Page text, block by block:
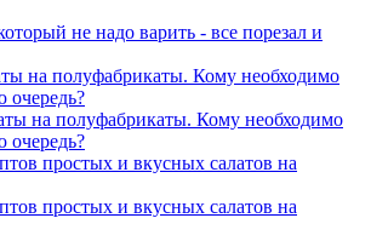
не надо варить - все порезал и
на полуфабрикаты. Кому необходимо
очередь?
на полуфабрикаты. Кому необходимо
очередь?
простых и вкусных салатов на
простых и вкусных салатов на